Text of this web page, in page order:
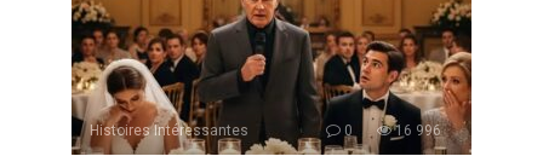
Histoires Intéressantes 0 16 996